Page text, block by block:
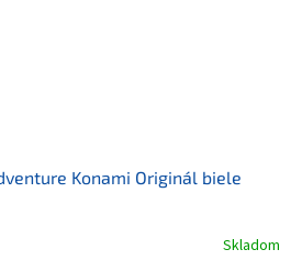
Konami Originál biele
Skladom